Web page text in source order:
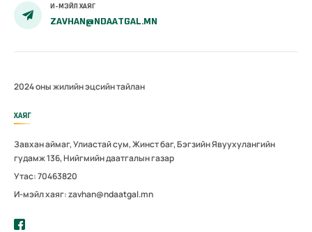
И-МЭЙЛ ХАЯГ
ZAVHAN@NDAATGAL.MN
2024 оны жилийн эцсийн тайлан
ХАЯГ
Завхан аймаг, Улиастай сум, Жинст баг, Бэгзийн Явуухулангийн
гудамж 136, Нийгмийн даатгалын газар
Утас: 70463820
И-мэйл хаяг: zavhan@ndaatgal.mn